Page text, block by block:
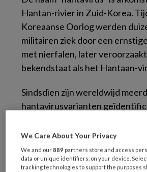
Hantan-rivier in Zuid-Korea.
Koreaanse Oorlog werden
militairen ziek door een
met nierfalen, later
bekendstaat als het Hantaan-
Sindsdien zijn wereldwijd
hantavirusvarianten
en geografische
We Care About Your Privacy
We and our889 partners store and access
data or unique identifiers, on your device.
tracking technologies to support the purposes